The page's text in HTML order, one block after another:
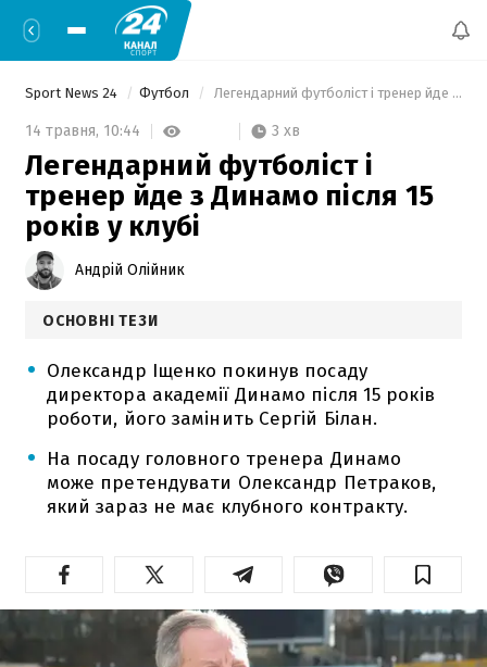
Sport News 24 Футбол Легендарний футболіст і тренер йде з Динамо після 15 років у клубі
14 травня, 10:44 3 хв
Легендарний футболіст і
тренер йде з Динамо після 15
років у клубі
Андрій Олійник
ОСНОВНІ ТЕЗИ
Олександр Іщенко покинув посаду
директора академії Динамо після 15 років
роботи, його замінить Сергій Білан.
На посаду головного тренера Динамо
може претендувати Олександр Петраков,
який зараз не має клубного контракту.